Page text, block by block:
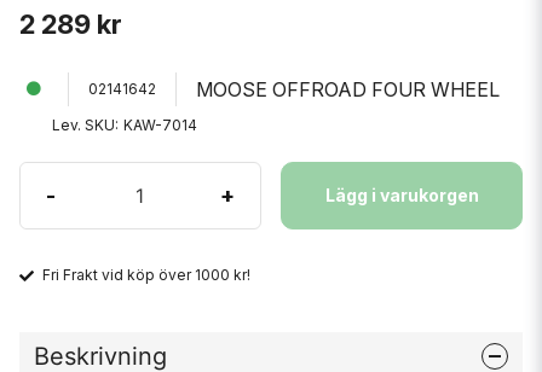
2 289 kr
02141642 MOOSE OFFROAD FOUR WHEEL
Lev. SKU: KAW-7014
- + Lägg i varukorgen
Fri Frakt vid köp över 1000 kr!
Beskrivning